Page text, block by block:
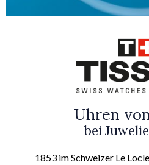
Uhren
bei
1853 im Schweizer Le